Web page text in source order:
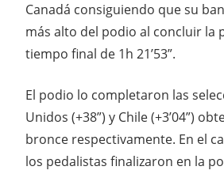
Canadá consiguiendo que su
más alto del podio al concluir la
tiempo final de 1h 21’53”.
El podio lo completaron las
Unidos (+38”) y Chile (+3’04”)
bronce respectivamente. En el
los pedalistas finalizaron en la